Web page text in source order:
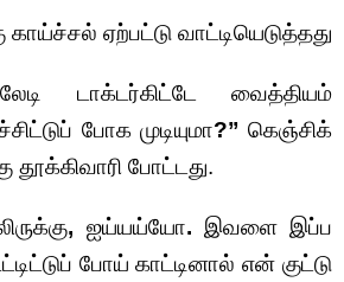
காய்ச்சல் ஏற்பட்டு வாட்டியெடுத்தது
டாக்டர்கிட்டே வைத்தியம்
போக முடியுமா?” கெஞ்சிக்
தூக்கிவாரி போட்டது.
, ஐய்யய்யோ. இவளை இப்ப
போய் காட்டினால் என் குட்டு